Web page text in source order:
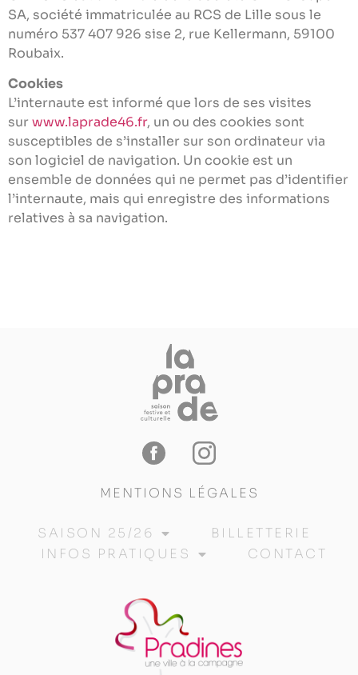
SA, société immatriculée au RCS de Lille sous le
numéro 537 407 926 sise 2, rue Kellermann, 59100
Roubaix.
Cookies
L’internaute est informé que lors de ses visites
sur www.laprade46.fr, un ou des cookies sont
susceptibles de s’installer sur son ordinateur via
son logiciel de navigation. Un cookie est un
ensemble de données qui ne permet pas d’identifier
l’internaute, mais qui enregistre des informations
relatives à sa navigation.
MENTIONS LÉGALES
SAISON 25/26
BILLETTERIE
INFOS PRATIQUES
CONTACT